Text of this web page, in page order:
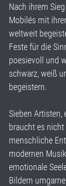
Nach ihrem
Mobilés mit
weltweit
Feste für die
poesievoll und
schwarz, weiß
begeistern.
Sieben Artisten,
braucht es
menschliche
modernen
emotionale
Bildern